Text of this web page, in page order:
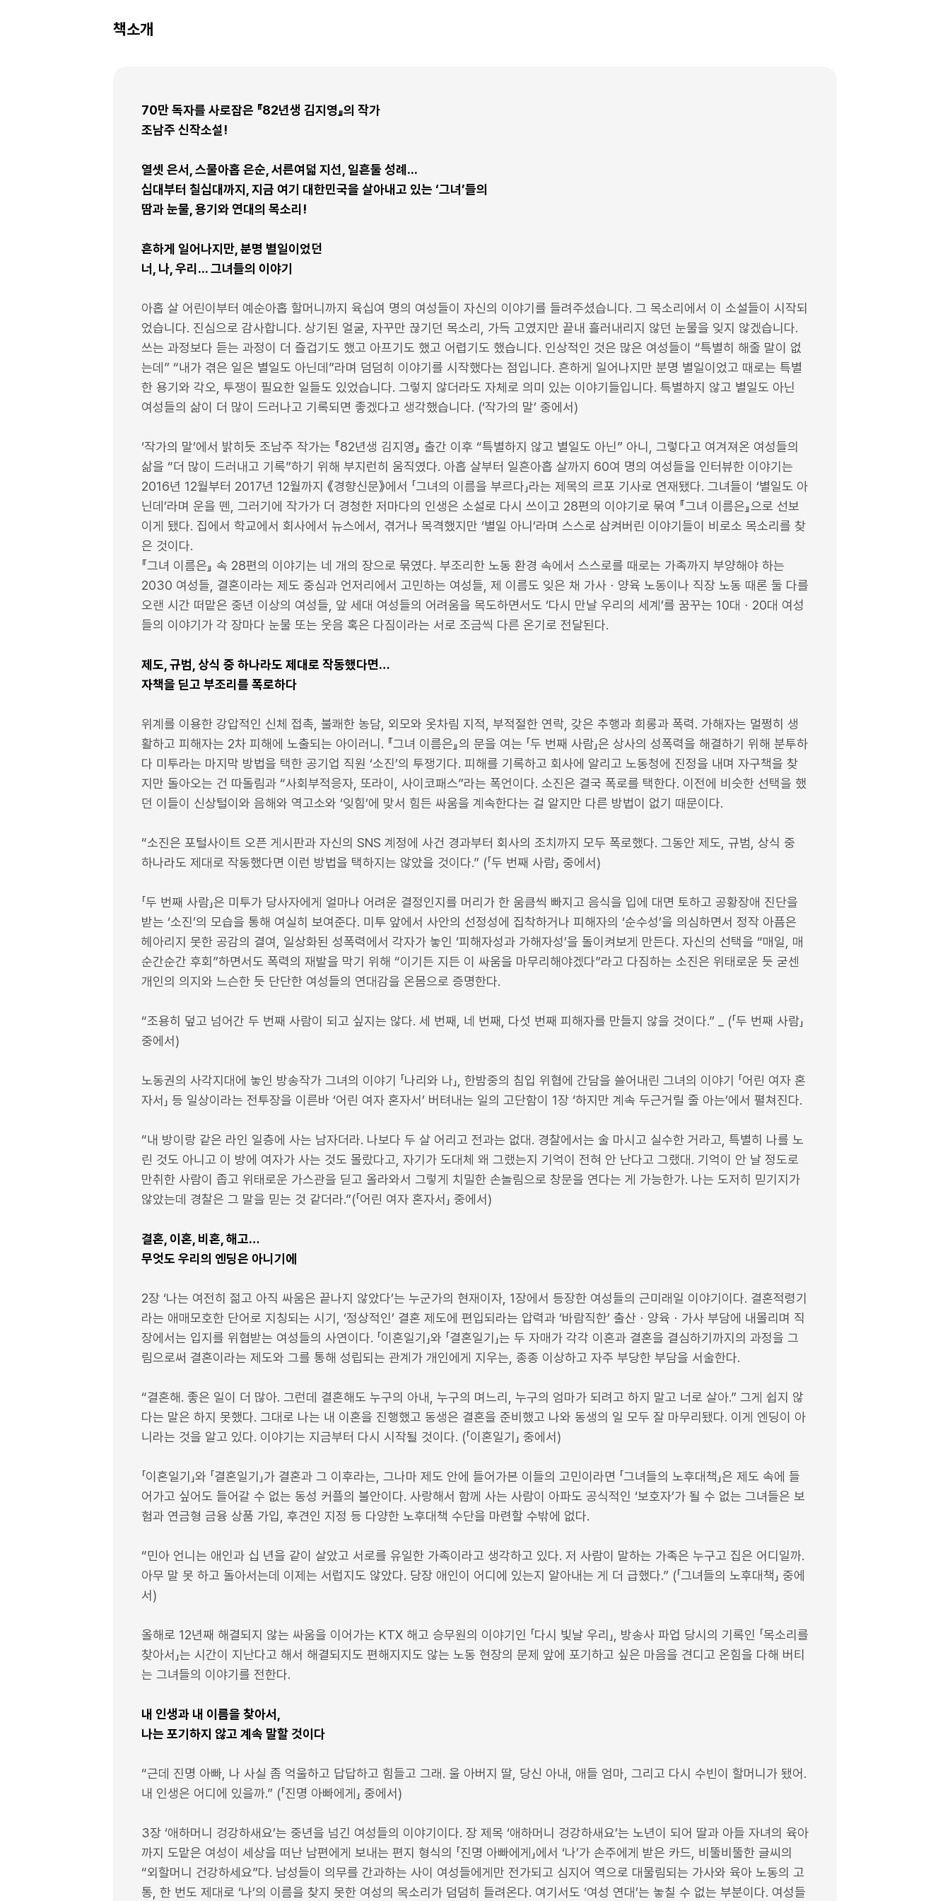
책소개
70만 독자를 사로잡은 『82년생 김지영』의 작가
조남주 신작소설!
열셋 은서, 스물아홉 은순, 서른여덟 지선, 일흔둘 성례...
십대부터 칠십대까지, 지금 여기 대한민국을 살아내고 있는 ‘그녀’들의
땀과 눈물, 용기와 연대의 목소리!
흔하게 일어나지만, 분명 별일이었던
너, 나, 우리... 그녀들의 이야기
아홉 살 어린이부터 예순아홉 할머니까지 육십여 명의 여성들이 자신의 이야기를 들려주셨습니다. 그 목소리에서 이 소설들이 시작되
었습니다. 진심으로 감사합니다. 상기된 얼굴, 자꾸만 끊기던 목소리, 가득 고였지만 끝내 흘러내리지 않던 눈물을 잊지 않겠습니다.
쓰는 과정보다 듣는 과정이 더 즐겁기도 했고 아프기도 했고 어렵기도 했습니다. 인상적인 것은 많은 여성들이 “특별히 해줄 말이 없
는데” “내가 겪은 일은 별일도 아닌데”라며 덤덤히 이야기를 시작했다는 점입니다. 흔하게 일어나지만 분명 별일이었고 때로는 특별
한 용기와 각오, 투쟁이 필요한 일들도 있었습니다. 그렇지 않더라도 자체로 의미 있는 이야기들입니다. 특별하지 않고 별일도 아닌
여성들의 삶이 더 많이 드러나고 기록되면 좋겠다고 생각했습니다. (‘작가의 말’ 중에서)
‘작가의 말’에서 밝히듯 조남주 작가는 『82년생 김지영』 출간 이후 “특별하지 않고 별일도 아닌” 아니, 그렇다고 여겨져온 여성들의
삶을 “더 많이 드러내고 기록”하기 위해 부지런히 움직였다. 아홉 살부터 일흔아홉 살까지 60여 명의 여성들을 인터뷰한 이야기는
2016년 12월부터 2017년 12월까지 《경향신문》에서 「그녀의 이름을 부르다」라는 제목의 르포 기사로 연재됐다. 그녀들이 ‘별일도 아
닌데’라며 운을 뗀, 그러기에 작가가 더 경청한 저마다의 인생은 소설로 다시 쓰이고 28편의 이야기로 묶여 『그녀 이름은』으로 선보
이게 됐다. 집에서 학교에서 회사에서 뉴스에서, 겪거나 목격했지만 ‘별일 아니’라며 스스로 삼켜버린 이야기들이 비로소 목소리를 찾
은 것이다.
『그녀 이름은』 속 28편의 이야기는 네 개의 장으로 묶였다. 부조리한 노동 환경 속에서 스스로를 때로는 가족까지 부양해야 하는
2030 여성들, 결혼이라는 제도 중심과 언저리에서 고민하는 여성들, 제 이름도 잊은 채 가사ㆍ양육 노동이나 직장 노동 때론 둘 다를
오랜 시간 떠맡은 중년 이상의 여성들, 앞 세대 여성들의 어려움을 목도하면서도 ‘다시 만날 우리의 세계’를 꿈꾸는 10대ㆍ20대 여성
들의 이야기가 각 장마다 눈물 또는 웃음 혹은 다짐이라는 서로 조금씩 다른 온기로 전달된다.
제도, 규범, 상식 중 하나라도 제대로 작동했다면…
자책을 딛고 부조리를 폭로하다
위계를 이용한 강압적인 신체 접촉, 불쾌한 농담, 외모와 옷차림 지적, 부적절한 연락, 갖은 추행과 희롱과 폭력. 가해자는 멀쩡히 생
활하고 피해자는 2차 피해에 노출되는 아이러니. 『그녀 이름은』의 문을 여는 「두 번째 사람」은 상사의 성폭력을 해결하기 위해 분투하
다 미투라는 마지막 방법을 택한 공기업 직원 ‘소진’의 투쟁기다. 피해를 기록하고 회사에 알리고 노동청에 진정을 내며 자구책을 찾
지만 돌아오는 건 따돌림과 “사회부적응자, 또라이, 사이코패스”라는 폭언이다. 소진은 결국 폭로를 택한다. 이전에 비슷한 선택을 했
던 이들이 신상털이와 음해와 역고소와 ‘잊힘’에 맞서 힘든 싸움을 계속한다는 걸 알지만 다른 방법이 없기 때문이다.
“소진은 포털사이트 오픈 게시판과 자신의 SNS 계정에 사건 경과부터 회사의 조치까지 모두 폭로했다. 그동안 제도, 규범, 상식 중
하나라도 제대로 작동했다면 이런 방법을 택하지는 않았을 것이다.” (「두 번째 사람」 중에서)
「두 번째 사람」은 미투가 당사자에게 얼마나 어려운 결정인지를 머리가 한 움큼씩 빠지고 음식을 입에 대면 토하고 공황장애 진단을
받는 ‘소진’의 모습을 통해 여실히 보여준다. 미투 앞에서 사안의 선정성에 집착하거나 피해자의 ‘순수성’을 의심하면서 정작 아픔은
헤아리지 못한 공감의 결여, 일상화된 성폭력에서 각자가 놓인 ‘피해자성과 가해자성’을 돌이켜보게 만든다. 자신의 선택을 “매일, 매
순간순간 후회”하면서도 폭력의 재발을 막기 위해 “이기든 지든 이 싸움을 마무리해야겠다”라고 다짐하는 소진은 위태로운 듯 굳센
개인의 의지와 느슨한 듯 단단한 여성들의 연대감을 온몸으로 증명한다.
“조용히 덮고 넘어간 두 번째 사람이 되고 싶지는 않다. 세 번째, 네 번째, 다섯 번째 피해자를 만들지 않을 것이다.” _ (「두 번째 사람」
중에서)
노동권의 사각지대에 놓인 방송작가 그녀의 이야기 「나리와 나」, 한밤중의 침입 위협에 간담을 쓸어내린 그녀의 이야기 「어린 여자 혼
자서」 등 일상이라는 전투장을 이른바 ‘어린 여자 혼자서’ 버텨내는 일의 고단함이 1장 ‘하지만 계속 두근거릴 줄 아는’에서 펼쳐진다.
“내 방이랑 같은 라인 일층에 사는 남자더라. 나보다 두 살 어리고 전과는 없대. 경찰에서는 술 마시고 실수한 거라고, 특별히 나를 노
린 것도 아니고 이 방에 여자가 사는 것도 몰랐다고, 자기가 도대체 왜 그랬는지 기억이 전혀 안 난다고 그랬대. 기억이 안 날 정도로
만취한 사람이 좁고 위태로운 가스관을 딛고 올라와서 그렇게 치밀한 손놀림으로 창문을 연다는 게 가능한가. 나는 도저히 믿기지가
않았는데 경찰은 그 말을 믿는 것 같더라.”(「어린 여자 혼자서」 중에서)
결혼, 이혼, 비혼, 해고…
무엇도 우리의 엔딩은 아니기에
2장 ‘나는 여전히 젊고 아직 싸움은 끝나지 않았다’는 누군가의 현재이자, 1장에서 등장한 여성들의 근미래일 이야기이다. 결혼적령기
라는 애매모호한 단어로 지칭되는 시기, ‘정상적인’ 결혼 제도에 편입되라는 압력과 ‘바람직한’ 출산ㆍ양육ㆍ가사 부담에 내몰리며 직
장에서는 입지를 위협받는 여성들의 사연이다. 「이혼일기」와 「결혼일기」는 두 자매가 각각 이혼과 결혼을 결심하기까지의 과정을 그
림으로써 결혼이라는 제도와 그를 통해 성립되는 관계가 개인에게 지우는, 종종 이상하고 자주 부당한 부담을 서술한다.
“결혼해. 좋은 일이 더 많아. 그런데 결혼해도 누구의 아내, 누구의 며느리, 누구의 엄마가 되려고 하지 말고 너로 살아.” 그게 쉽지 않
다는 말은 하지 못했다. 그대로 나는 내 이혼을 진행했고 동생은 결혼을 준비했고 나와 동생의 일 모두 잘 마무리됐다. 이게 엔딩이 아
니라는 것을 알고 있다. 이야기는 지금부터 다시 시작될 것이다. (「이혼일기」 중에서)
「이혼일기」와 「결혼일기」가 결혼과 그 이후라는, 그나마 제도 안에 들어가본 이들의 고민이라면 「그녀들의 노후대책」은 제도 속에 들
어가고 싶어도 들어갈 수 없는 동성 커플의 불안이다. 사랑해서 함께 사는 사람이 아파도 공식적인 ‘보호자’가 될 수 없는 그녀들은 보
험과 연금형 금융 상품 가입, 후견인 지정 등 다양한 노후대책 수단을 마련할 수밖에 없다.
“민아 언니는 애인과 십 년을 같이 살았고 서로를 유일한 가족이라고 생각하고 있다. 저 사람이 말하는 가족은 누구고 집은 어디일까.
아무 말 못 하고 돌아서는데 이제는 서럽지도 않았다. 당장 애인이 어디에 있는지 알아내는 게 더 급했다.” (「그녀들의 노후대책」 중에
서)
올해로 12년째 해결되지 않는 싸움을 이어가는 KTX 해고 승무원의 이야기인 「다시 빛날 우리」, 방송사 파업 당시의 기록인 「목소리를
찾아서」는 시간이 지난다고 해서 해결되지도 편해지지도 않는 노동 현장의 문제 앞에 포기하고 싶은 마음을 견디고 온힘을 다해 버티
는 그녀들의 이야기를 전한다.
내 인생과 내 이름을 찾아서,
나는 포기하지 않고 계속 말할 것이다
“근데 진명 아빠, 나 사실 좀 억울하고 답답하고 힘들고 그래. 울 아버지 딸, 당신 아내, 애들 엄마, 그리고 다시 수빈이 할머니가 됐어.
내 인생은 어디에 있을까.” (「진명 아빠에게」 중에서)
3장 ‘애하머니 겅강하새요’는 중년을 넘긴 여성들의 이야기이다. 장 제목 ‘애하머니 겅강하새요’는 노년이 되어 딸과 아들 자녀의 육아
까지 도맡은 여성이 세상을 떠난 남편에게 보내는 편지 형식의 「진명 아빠에게」에서 ‘나’가 손주에게 받은 카드, 비뚤비뚤한 글씨의
“외할머니 건강하세요”다. 남성들이 의무를 간과하는 사이 여성들에게만 전가되고 심지어 역으로 대물림되는 가사와 육아 노동의 고
통, 한 번도 제대로 ‘나’의 이름을 찾지 못한 여성의 목소리가 덤덤히 들려온다. 여기서도 ‘여성 연대’는 놓칠 수 없는 부분이다. 여성들